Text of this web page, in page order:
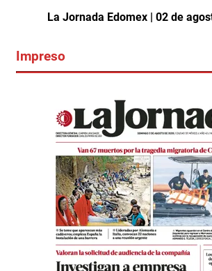
La Jornada Edomex | 02 de
Impreso